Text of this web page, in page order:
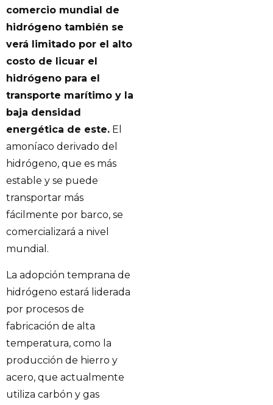
comercio mundial de
hidrógeno también se
verá limitado por el alto
costo de licuar el
hidrógeno para el
transporte marítimo y la
baja densidad
energética de este. El
amoníaco derivado del
hidrógeno, que es más
estable y se puede
transportar más
fácilmente por barco, se
comercializará a nivel
mundial.
La adopción temprana de
hidrógeno estará liderada
por procesos de
fabricación de alta
temperatura, como la
producción de hierro y
acero, que actualmente
utiliza carbón y gas